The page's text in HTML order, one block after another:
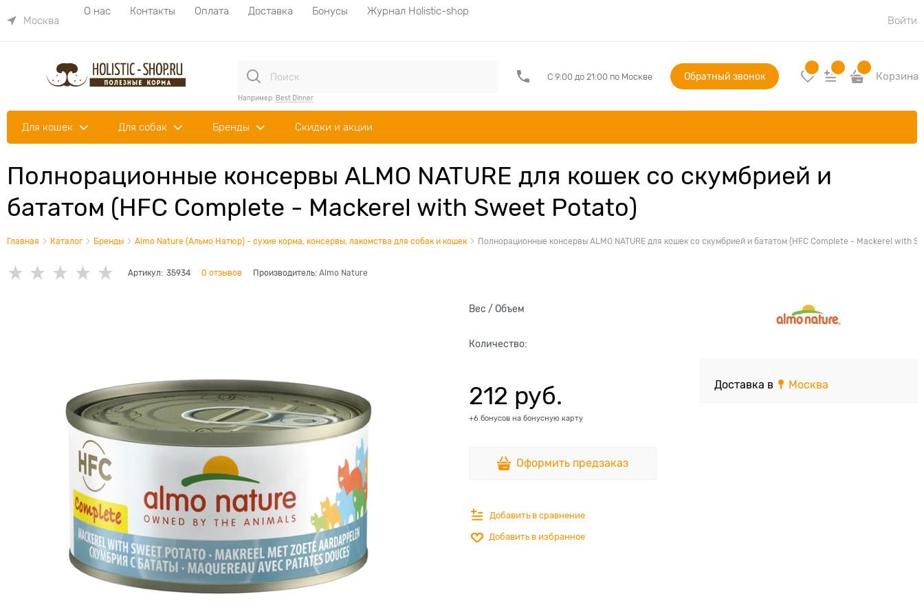
Москва
О нас Контакты Оплата Доставка Бонусы
Журнал Holistic-shop
Войти
Например: Best Dinner
С 9:00 до 21:00 по Москве Обратный звонок Корзина
Для кошек Для собак Бренды Скидки и акции
Полнорационные консервы ALMO NATURE для кошек со скумбрией и
бататом (HFC Complete - Mackerel with Sweet Potato)
Главная Каталог Бренды Almo Nature (Альмо Натюр) - сухие корма, консервы, лакомства для собак и кошек Полнорационные консервы ALMO NATURE для кошек со скумбрией и бататом (HFC Complete - Mackerel with
Артикул: 35934 0 отзывов Производитель: Almo Nature
Вес / Объем
Количество:
212 руб.
+6 бонусов на бонусную карту
Оформить предзаказ
Добавить в сравнение
Добавить в избранное
Доставка в Москва